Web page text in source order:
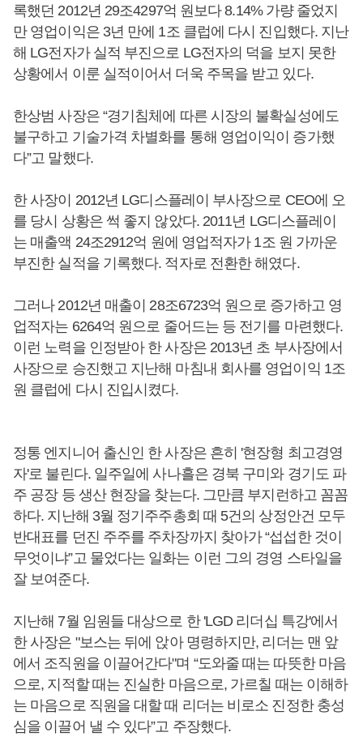
록했던 2012년 29조4297억 원보다 8.14% 가량 줄었지
만 영업이익은 3년 만에 1조 클럽에 다시 진입했다. 지난
해 LG전자가 실적 부진으로 LG전자의 덕을 보지 못한
상황에서 이룬 실적이어서 더욱 주목을 받고 있다.
한상범 사장은 “경기침체에 따른 시장의 불확실성에도
불구하고 기술가격 차별화를 통해 영업이익이 증가했
다”고 말했다.
한 사장이 2012년 LG디스플레이 부사장으로 CEO에 오
를 당시 상황은 썩 좋지 않았다. 2011년 LG디스플레이
는 매출액 24조2912억 원에 영업적자가 1조 원 가까운
부진한 실적을 기록했다. 적자로 전환한 해였다.
그러나 2012년 매출이 28조6723억 원으로 증가하고 영
업적자는 6264억 원으로 줄어드는 등 전기를 마련했다.
이런 노력을 인정받아 한 사장은 2013년 초 부사장에서
사장으로 승진했고 지난해 마침내 회사를 영업이익 1조
원 클럽에 다시 진입시켰다.
정통 엔지니어 출신인 한 사장은 흔히 '현장형 최고경영
자'로 불린다. 일주일에 사나흘은 경북 구미와 경기도 파
주 공장 등 생산 현장을 찾는다. 그만큼 부지런하고 꼼꼼
하다. 지난해 3월 정기주주총회 때 5건의 상정안건 모두
반대표를 던진 주주를 주차장까지 찾아가 “섭섭한 것이
무엇이냐”고 물었다는 일화는 이런 그의 경영 스타일을
잘 보여준다.
지난해 7월 임원들 대상으로 한 'LGD 리더십 특강'에서
한 사장은 "보스는 뒤에 앉아 명령하지만, 리더는 맨 앞
에서 조직원을 이끌어간다"며 “도와줄 때는 따뜻한 마음
으로, 지적할 때는 진실한 마음으로, 가르칠 때는 이해하
는 마음으로 직원을 대할 때 리더는 비로소 진정한 충성
심을 이끌어 낼 수 있다”고 주장했다.